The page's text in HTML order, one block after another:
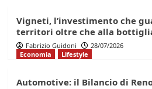
Vigneti, l’investimento che
territori oltre che alla
Fabrizio Guidoni
28/07/2026
Economia
Lifestyle
Automotive: il Bilancio di